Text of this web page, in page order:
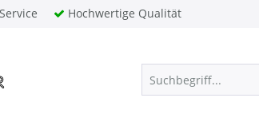
Hochwertige Qualität